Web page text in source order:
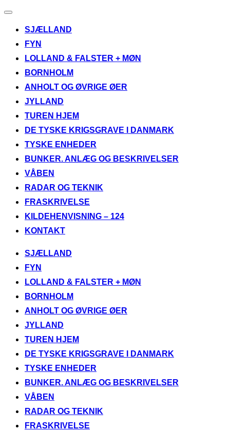
Slå
til/fraSJÆLLAND
FYN
LOLLAND & FALSTER + MØN
BORNHOLM
ANHOLT OG ØVRIGE ØER
JYLLAND
TUREN HJEM
DE TYSKE KRIGSGRAVE I DANMARK
TYSKE ENHEDER
BUNKER. ANLÆG OG BESKRIVELSER
VÅBEN
RADAR OG TEKNIK
FRASKRIVELSE
KILDEHENVISNING – 124
KONTAKT
Videre
indhold
SJÆLLAND
FYN
LOLLAND & FALSTER + MØN
BORNHOLM
ANHOLT OG ØVRIGE ØER
JYLLAND
TUREN HJEM
DE TYSKE KRIGSGRAVE I DANMARK
TYSKE ENHEDER
BUNKER. ANLÆG OG BESKRIVELSER
VÅBEN
RADAR OG TEKNIK
FRASKRIVELSE